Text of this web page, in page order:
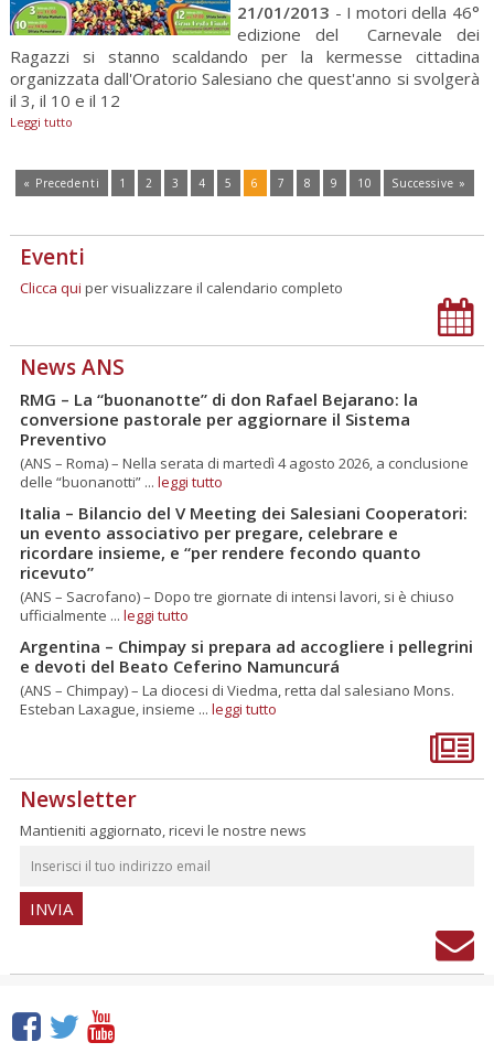
21/01/2013 - I motori della 46°
edizione del Carnevale dei
Ragazzi si stanno scaldando per la kermesse cittadina
organizzata dall'Oratorio Salesiano che quest'anno si svolgerà
il 3, il 10 e il 12
Leggi tutto
« Precedenti 1 2 3 4 5 6 7 8 9 10 Successive »
Eventi
Clicca qui per visualizzare il calendario completo
News ANS
RMG – La “buonanotte” di don Rafael Bejarano: la
conversione pastorale per aggiornare il Sistema
Preventivo
(ANS – Roma) – Nella serata di martedì 4 agosto 2026, a conclusione
delle “buonanotti” ... leggi tutto
Italia – Bilancio del V Meeting dei Salesiani Cooperatori:
un evento associativo per pregare, celebrare e
ricordare insieme, e “per rendere fecondo quanto
ricevuto”
(ANS – Sacrofano) – Dopo tre giornate di intensi lavori, si è chiuso
ufficialmente ... leggi tutto
Argentina – Chimpay si prepara ad accogliere i pellegrini
e devoti del Beato Ceferino Namuncurá
(ANS – Chimpay) – La diocesi di Viedma, retta dal salesiano Mons.
Esteban Laxague, insieme ... leggi tutto
Newsletter
Mantieniti aggiornato, ricevi le nostre news